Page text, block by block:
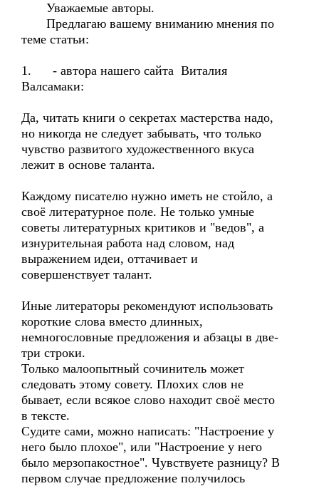
Уважаемые авторы.
Предлагаю вашему вниманию мнения по
теме статьи:
1. - автора нашего сайта Виталия
Валсамаки:
Да, читать книги о секретах мастерства надо,
но никогда не следует забывать, что только
чувство развитого художественного вкуса
лежит в основе таланта.
Каждому писателю нужно иметь не стойло, а
своё литературное поле. Не только умные
советы литературных критиков и "ведов", а
изнурительная работа над словом, над
выражением идеи, оттачивает и
совершенствует талант.
Иные литераторы рекомендуют использовать
короткие слова вместо длинных,
немногословные предложения и абзацы в две-
три строки.
Только малоопытный сочинитель может
следовать этому совету. Плохих слов не
бывает, если всякое слово находит своё место
в тексте.
Судите сами, можно написать: "Настроение у
него было плохое", или "Настроение у него
было мерзопакостное". Чувствуете разницу? В
первом случае предложение получилось